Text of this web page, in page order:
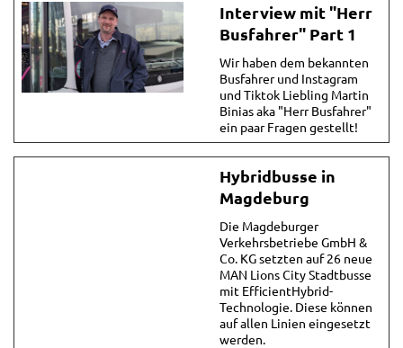
Interview mit "Herr
Busfahrer" Part 1
Wir haben dem bekannten
Busfahrer und Instagram
und Tiktok Liebling Martin
Binias aka "Herr Busfahrer"
ein paar Fragen gestellt!
Hybridbusse in
Magdeburg
Die Magdeburger
Verkehrsbetriebe GmbH &
Co. KG setzten auf 26 neue
MAN Lions City Stadtbusse
mit EfficientHybrid-
Technologie. Diese können
auf allen Linien eingesetzt
werden.